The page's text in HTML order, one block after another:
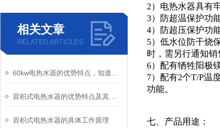
相关文章
RELATED ARTICLES
容积式电热水器的具体工作原理
2）电热水器具有
3）防超温保护功
4）防超压保护功
5）低水位防干烧
时，需另行通知
6）配有牺牲阳极
7）配有2个T/P温
功能。
七、产品用途：